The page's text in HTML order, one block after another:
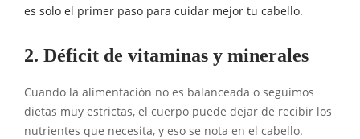
es solo el primer paso para cuidar mejor tu cabello.
2. Déficit de vitaminas y minerales
Cuando la alimentación no es balanceada o seguimos
dietas muy estrictas, el cuerpo puede dejar de recibir los
nutrientes que necesita, y eso se nota en el cabello.